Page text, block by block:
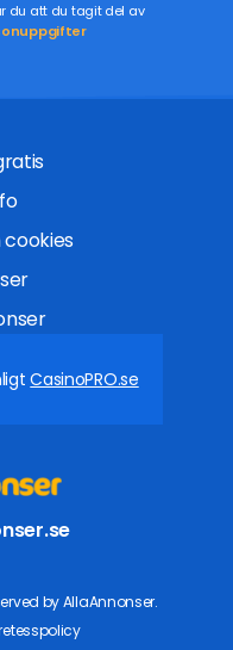
du att du tagit del av
CasinoPRO.se
by AllaAnnonser.